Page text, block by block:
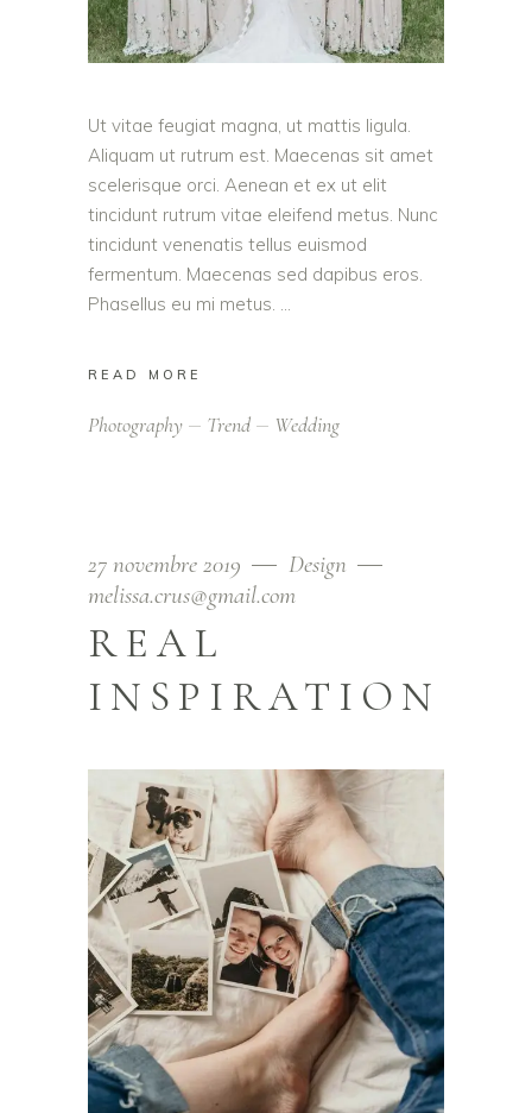
Ut vitae feugiat magna, ut mattis ligula.
Aliquam ut rutrum est. Maecenas sit amet
scelerisque orci. Aenean et ex ut elit
tincidunt rutrum vitae eleifend metus. Nunc
tincidunt venenatis tellus euismod
fermentum. Maecenas sed dapibus eros.
Phasellus eu mi metus.
READ MORE
Photography Trend Wedding
27 novembre 2019
Design
melissa.crus@gmail.com
REAL
INSPIRATION